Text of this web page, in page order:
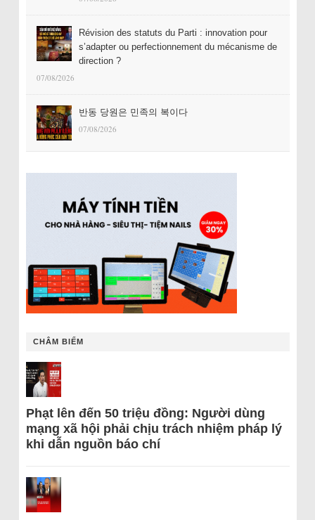
Révision des statuts du Parti : innovation pour
s’adapter ou perfectionnement du mécanisme de
direction ?
07/08/2026
반동 당원은 민족의 복이다
07/08/2026
CHÂM BIẾM
Phạt lên đến 50 triệu đồng: Người dùng
mạng xã hội phải chịu trách nhiệm pháp lý
khi dẫn nguồn báo chí